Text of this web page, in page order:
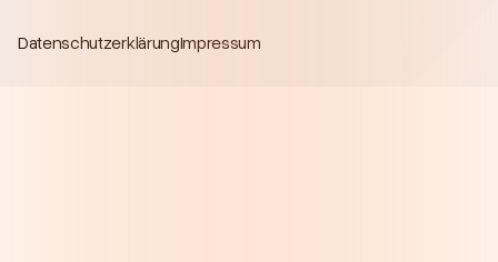
DatenschutzerklärungImpressum